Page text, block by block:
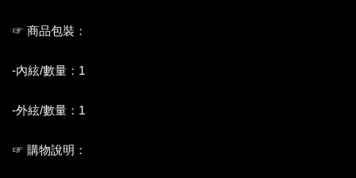
☞ 商品包裝：
-內絃/數量：1
-外絃/數量：1
☞ 購物說明：